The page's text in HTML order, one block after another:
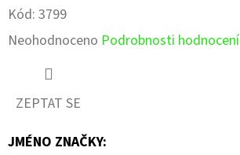
Kód: 3799
Průměrné
hodnocení
0,0
Neohodnoceno Podrobnosti hodnocení
ZEPTAT SE
JMÉNO ZNAČKY: